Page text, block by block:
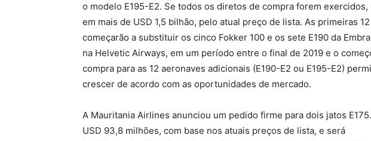
o modelo E195-E2. Se todos os diretos de compra forem
em mais de USD 1,5 bilhão, pelo atual preço de lista. As primeiras
começarão a substituir os cinco Fokker 100 e os sete E190 da
na Helvetic Airways, em um período entre o final de 2019 e o
compra para as 12 aeronaves adicionais (E190-E2 ou E195-E2)
crescer de acordo com as oportunidades de mercado.
A Mauritania Airlines anunciou um pedido firme para dois jatos
USD 93,8 milhões, com base nos atuais preços de lista, e será